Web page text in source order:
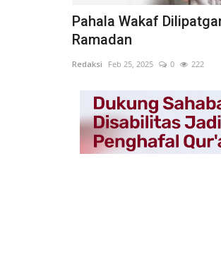
Pahala Wakaf
Ramadan
Redaksi Feb 25, 2025 0 222